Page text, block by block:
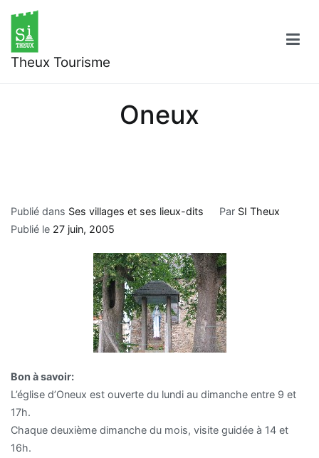
contenu
Theux Tourisme
Oneux
Publié dans Ses villages et ses lieux-dits Par SI Theux
Publié le 27 juin, 2005
Bon à savoir:
L’église d’Oneux est ouverte du lundi au dimanche entre 9 et
17h.
Chaque deuxième dimanche du mois, visite guidée à 14 et
16h.